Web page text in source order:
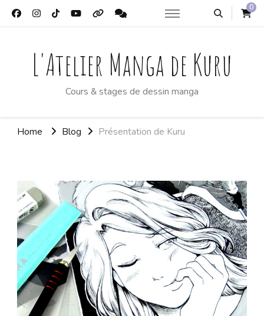
0
L'Atelier Manga de Kuru
Cours & stages de dessin manga
Home Blog Présentation de Kuru